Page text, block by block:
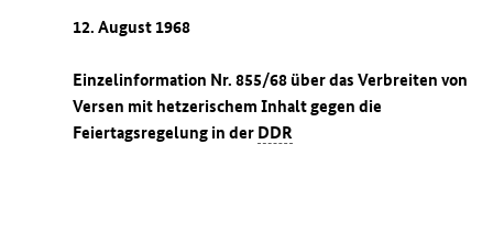
12. August 1968
Einzelinformation Nr. 855/68 über das Verbreiten von
Versen mit hetzerischem Inhalt gegen die
Feiertagsregelung in der DDR